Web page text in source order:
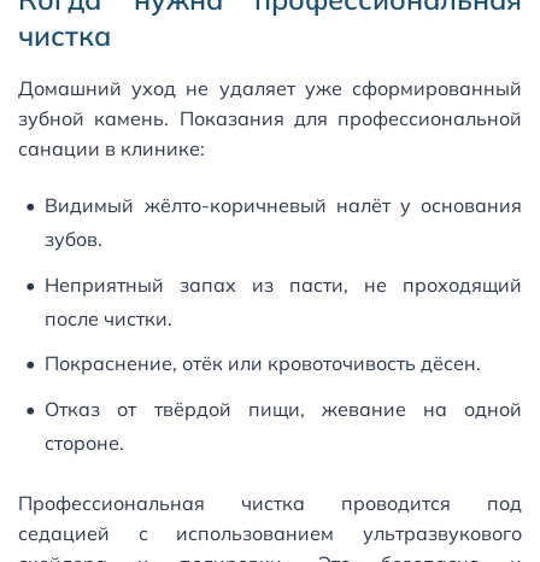
чистка
Домашний уход не удаляет уже сформированный
зубной камень. Показания для профессиональной
санации в клинике:
Видимый жёлто-коричневый налёт у основания
зубов.
Неприятный запах из пасти, не проходящий
после чистки.
Покраснение, отёк или кровоточивость дёсен.
Отказ от твёрдой пищи, жевание на одной
стороне.
Профессиональная чистка проводится под
седацией с использованием ультразвукового